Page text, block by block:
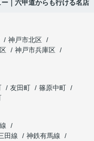
｜六甲道からも行ける名店
神戸市北区
神戸市兵庫区
友田町
篠原中町
田線
神鉄有馬線